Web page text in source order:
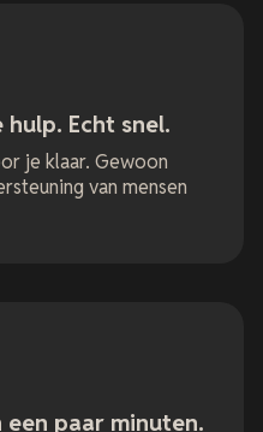
hulp. Echt snel.
je klaar. Gewoon
van mensen
paar minuten.